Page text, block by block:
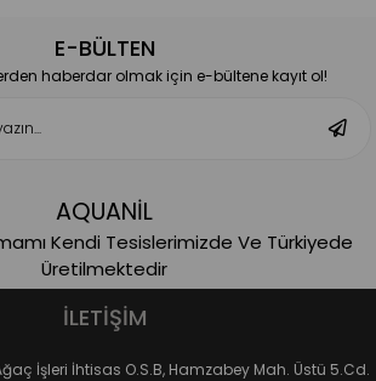
E-BÜLTEN
haberdar olmak için e-bültene kayıt ol!
AQUANİL
Kendi Tesislerimizde Ve Türkiyede
Üretilmektedir
İLETİŞİM
İşleri İhtisas O.S.B, Hamzabey Mah. Üstü 5.Cd.